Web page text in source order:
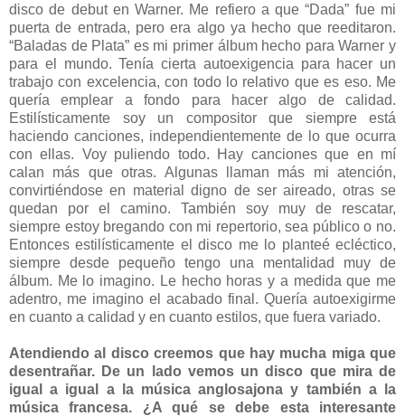
disco de debut en Warner. Me refiero a que “Dada” fue mi
puerta de entrada, pero era algo ya hecho que reeditaron.
“Baladas de Plata” es mi primer álbum hecho para Warner y
para el mundo. Tenía cierta autoexigencia para hacer un
trabajo con excelencia, con todo lo relativo que es eso. Me
quería emplear a fondo para hacer algo de calidad.
Estilísticamente soy un compositor que siempre está
haciendo canciones, independientemente de lo que ocurra
con ellas. Voy puliendo todo. Hay canciones que en mí
calan más que otras. Algunas llaman más mi atención,
convirtiéndose en material digno de ser aireado, otras se
quedan por el camino. También soy muy de rescatar,
siempre estoy bregando con mi repertorio, sea público o no.
Entonces estilísticamente el disco me lo planteé ecléctico,
siempre desde pequeño tengo una mentalidad muy de
álbum. Me lo imagino. Le hecho horas y a medida que me
adentro, me imagino el acabado final. Quería autoexigirme
en cuanto a calidad y en cuanto estilos, que fuera variado.
Atendiendo al disco creemos que hay mucha miga que
desentrañar. De un lado vemos un disco que mira de
igual a igual a la música anglosajona y también a la
música francesa. ¿A qué se debe esta interesante